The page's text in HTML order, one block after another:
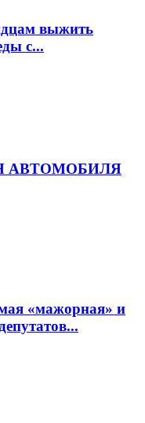
выжить
с...
АВТОМОБИЛЯ
«мажорная» и